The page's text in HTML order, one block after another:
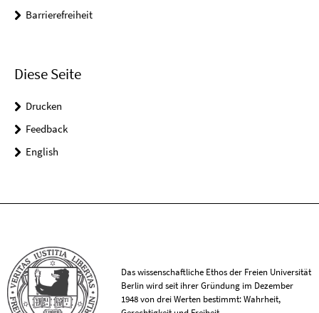
Barrierefreiheit
Diese Seite
Drucken
Feedback
English
Das wissenschaftliche Ethos der Freien Universität
Berlin wird seit ihrer Gründung im Dezember
1948 von drei Werten bestimmt: Wahrheit,